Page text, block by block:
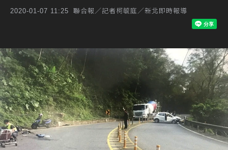
2020-01-07 11:25 聯合報／記者柯毓庭／新北即時報導